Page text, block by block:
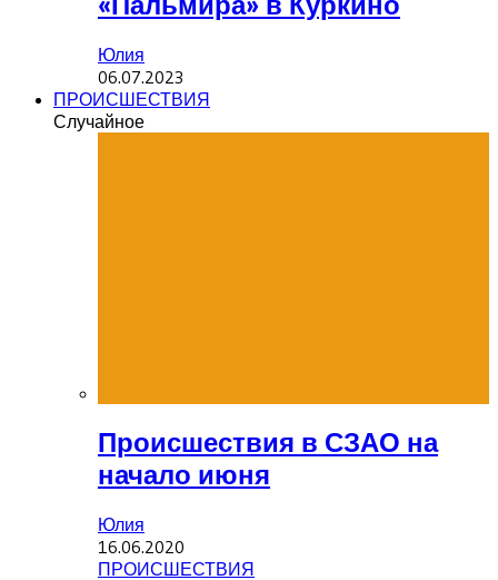
Юлия
06.07.2023
ПРОИСШЕСТВИЯ
Случайное
Происшествия в СЗАО на
начало июня
Юлия
16.06.2020
ПРОИСШЕСТВИЯ